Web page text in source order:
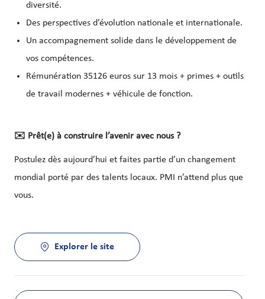
diversité.
Des perspectives d’évolution nationale et internationale.
Un accompagnement solide dans le développement de
vos compétences.
Rémunération 35126 euros sur 13 mois + primes + outils
de travail modernes + véhicule de fonction.
✉️ Prêt(e) à construire l’avenir avec nous ?
Postulez dès aujourd’hui et faites partie d’un changement
mondial porté par des talents locaux. PMI n’attend plus que
vous.
Explorer le site